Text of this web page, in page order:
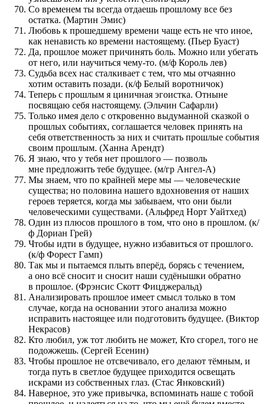
Со временем ты всегда отдаешь прошлому все без
остатка. (Мартин Эмис)
Любовь к прошедшему времени чаще есть не что иное,
как ненависть ко времени настоящему. (Пьер Буаст)
Да, прошлое может причинять боль. Можно или убегать
от него, или научиться чему-то. (м/ф Король лев)
Судьба всех нас сталкивает с тем, что мы отчаянно
хотим оставить позади. (к/ф Белый воротничок)
Теперь с прошлым я циничная эгоистка. Отныне
посвящаю себя настоящему. (Эльчин Сафарли)
Только имея дело с откровенно выдуманной сказкой о
прошлых событиях, соглашается человек принять на
себя ответственность за них и считать прошлые события
своим прошлым. (Ханна Арендт)
Я знаю, что у тебя нет прошлого — позволь
мне предложить тебе будущее. (м/гр Ангел-А)
Мы знаем, что по крайней мере мы — человеческие
существа; но половина нашего вдохновения от наших
героев теряется, когда мы забываем, что они были
человеческими существами. (Альфред Норт Уайтхед)
Один из плюсов прошлого в том, что оно в прошлом. (к/
ф Дориан Грей)
Чтобы идти в будущее, нужно избавиться от прошлого.
(к/ф Форест Гамп)
Так мы и пытаемся плыть вперёд, борясь с течением,
а оно всё сносит и сносит наши судёнышки обратно
в прошлое. (Фрэнсис Скотт Фицджеральд)
Анализировать прошлое имеет смысл только в том
случае, когда на основании этого анализа можно
исправить настоящее или подготовить будущее. (Виктор
Некрасов)
Кто любил, уж тот любить не может, Кто сгорел, того не
подожжешь. (Сергей Есенин)
Чтобы прошлое не отсвечивало, его делают тёмным, и
тогда путь в светлое будущее приходится освещать
искрами из собственных глаз. (Стас Янковский)
Наверное, это уже привычка, вспоминать наше с тобой